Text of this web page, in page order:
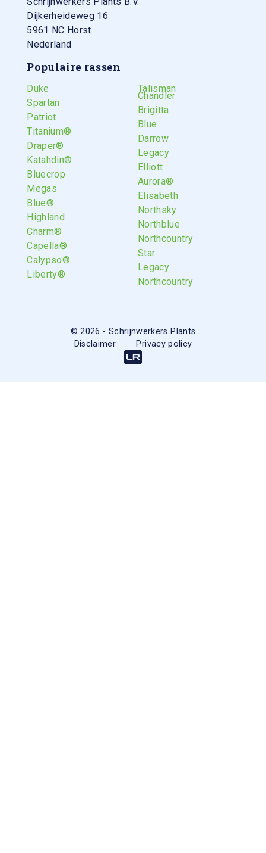
Dijkerheideweg 16
5961 NC Horst
Nederland
Populaire rassen
Duke
Spartan
Patriot
Titanium®
Draper®
Katahdin®
Bluecrop
Megas
Blue®
Highland
Charm®
Capella®
Calypso®
Liberty®
Talisman
Chandler
Brigitta
Blue
Darrow
Legacy
Elliott
Aurora®
Elisabeth
Northsky
Northblue
Northcountry
Star
Legacy
Northcountry
© 2026 - Schrijnwerkers Plants
Disclaimer
Privacy policy